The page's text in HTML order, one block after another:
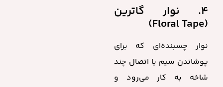
۴. نوار گاترین
(Floral Tape)
نوار چسبنده‌ای که برای
پوشاندن سیم یا اتصال چند
شاخه به کار می‌رود و